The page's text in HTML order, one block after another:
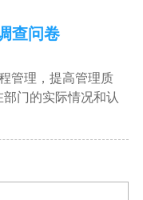
查问卷
管理，提高管理质
门的实际情况和认